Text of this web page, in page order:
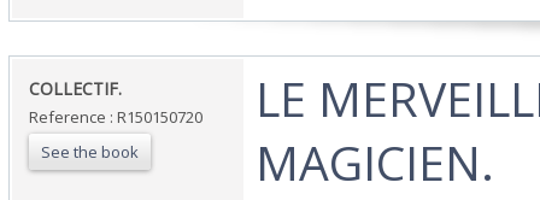
‎COLLECTIF.‎
Reference : R150150720
See the book
‎LE
MAGICIEN.‎